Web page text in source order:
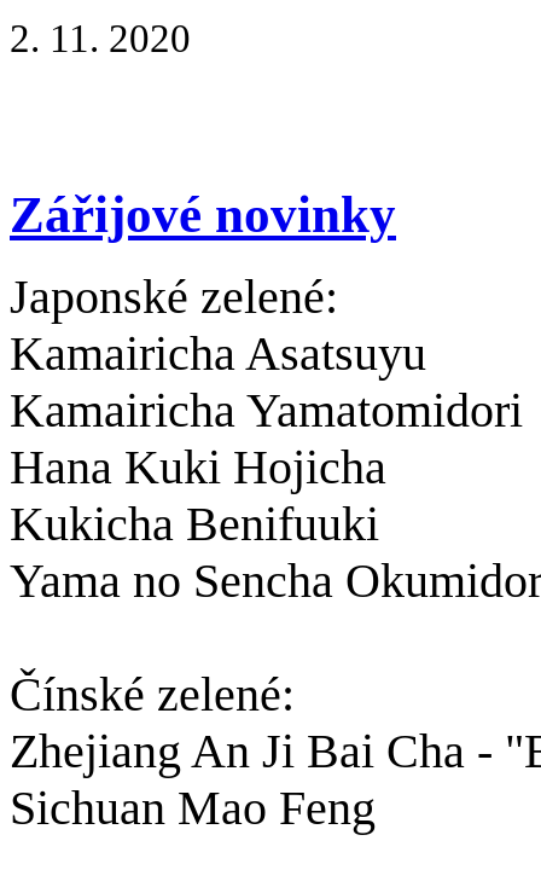
2. 11. 2020
Zářijové novinky
Japonské zelené:
Kamairicha Asatsuyu
Kamairicha Yamatomidori
Hana Kuki Hojicha
Kukicha Benifuuki
Yama no Sencha
Čínské zelené:
Zhejiang An Ji Bai Cha -
Sichuan Mao Feng